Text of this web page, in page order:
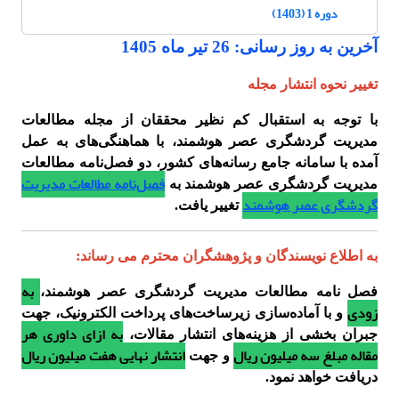
دوره 1 (1403)
آخرین به روز رسانی: 26 تیر ماه 1405
تغییر نحوه انتشار مجله
با توجه به استقبال کم نظیر محققان از مجله مطالعات
مدیریت گردشگری عصر هوشمند، با هماهنگی‌های به عمل
آمده با سامانه جامع رسانه‌های کشور، دو فصل‌نامه مطالعات
مدیریت گردشگری عصر هوشمند بهفصل‌نامه مطالعات مدیریت
گردشگری عصر هوشمندتغییر یافت.
به اطلاع نویسندگان و پژوهشگران محترم می رساند:
فصل نامه مطالعات مدیریت گردشگری عصر هوشمند، به
زودی و با آماده‌سازی زیرساخت‌های پرداخت الکترونیک، جهت
جبران بخشی از هزینه‌های انتشار مقالات،به ازای داوری هر
مقاله مبلغ سه میلیون ریال و جهت انتشار نهایی هفت میلیون ریال
دریافت خواهد نمود.